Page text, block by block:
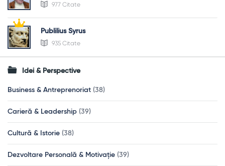
977 Citate
Publilius Syrus
935 Citate
Idei & Perspective
Business & Antreprenoriat (38)
Carieră & Leadership (39)
Cultură & Istorie (38)
Dezvoltare Personală & Motivație (39)